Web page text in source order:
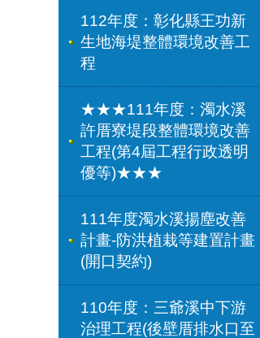
112年度：彰化縣王功新
生地海堤整體環境改善工
程
★★★111年度：濁水溪
許厝寮堤段整體環境改善
工程(第4屆工程行政透明
優等)★★★
111年度濁水溪揚塵改善
計畫-防洪植栽等建置計畫
(開口契約)
110年度：三爺溪中下游
治理工程(後壁厝排水口至